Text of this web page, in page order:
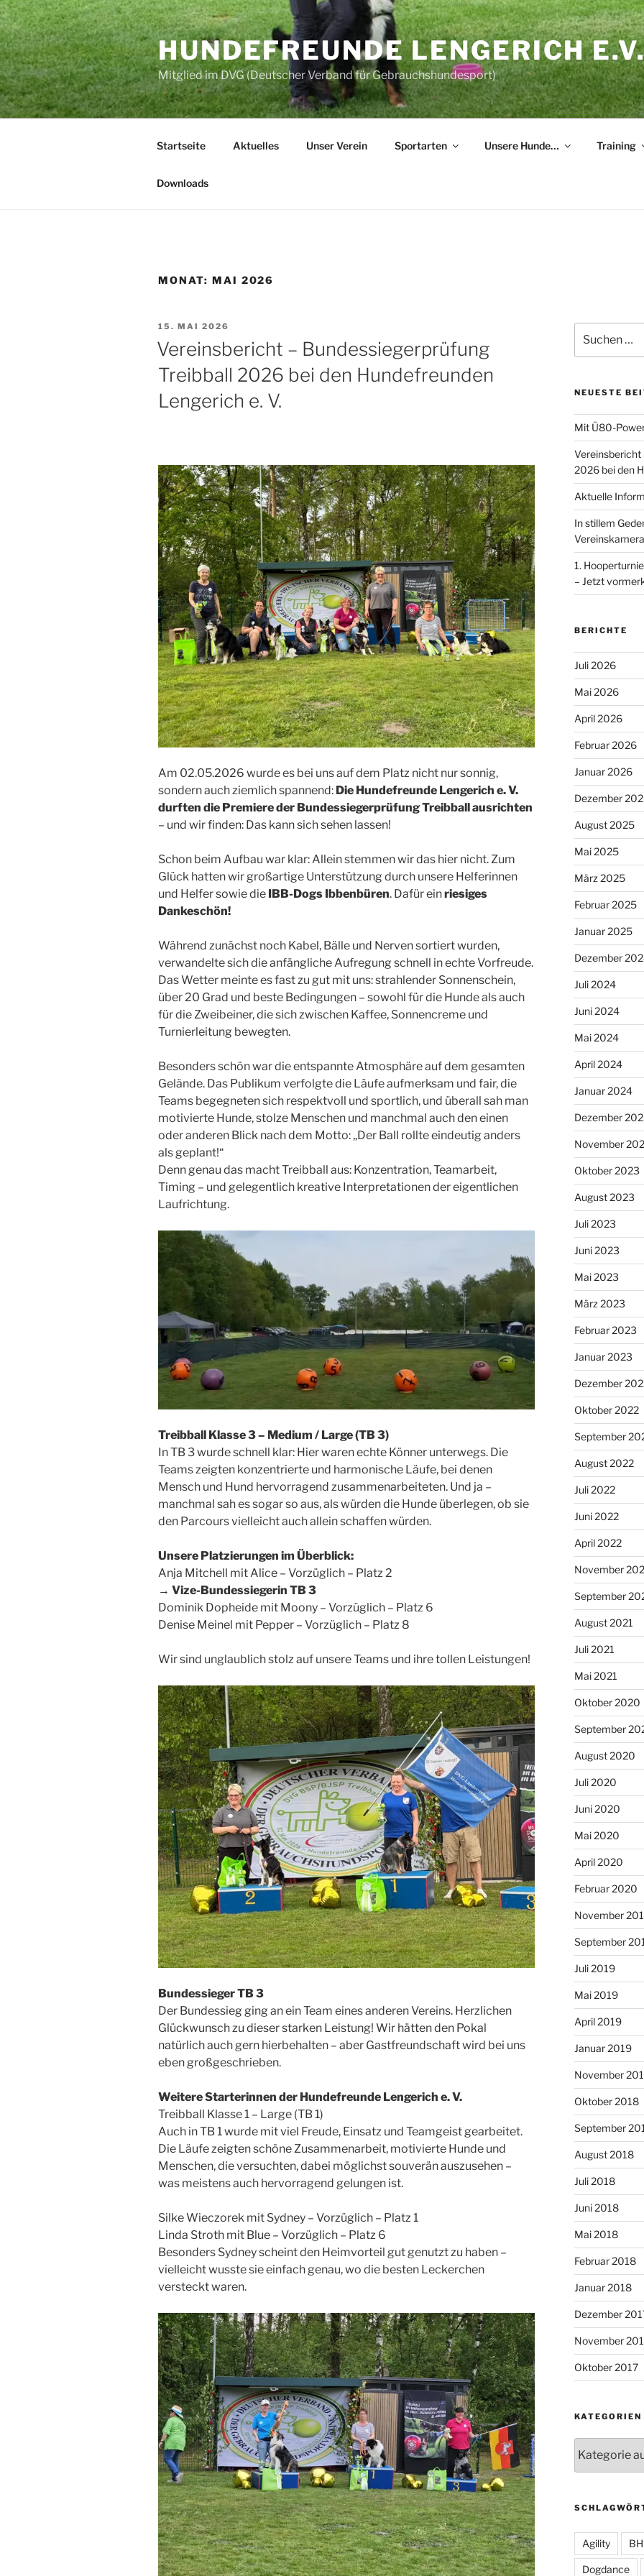
Zum
Inhalt
springen
HUNDEFREUNDE LENGERICH
Mitglied im DVG (Deutscher Verband für Gebrauchshundesport)
Startseite Aktuelles Unser Verein Sportarten Unsere Hunde… Training
Downloads
MONAT: MAI 2026
VERÖFFENTLICHT
AM
15. MAI 2026
Vereinsbericht – Bundessiegerprüfung
Treibball 2026 bei den Hundefreunden
Lengerich e. V.
Am 02.05.2026 wurde es bei uns auf dem Platz nicht nur sonnig,
sondern auch ziemlich spannend: Die Hundefreunde Lengerich e. V.
durften die Premiere der Bundessiegerprüfung Treibball ausrichten
– und wir finden: Das kann sich sehen lassen!
Schon beim Aufbau war klar: Allein stemmen wir das hier nicht. Zum
Glück hatten wir großartige Unterstützung durch unsere Helferinnen
und Helfer sowie die IBB-Dogs Ibbenbüren. Dafür einriesiges
Dankeschön!
Während zunächst noch Kabel, Bälle und Nerven sortiert wurden,
verwandelte sich die anfängliche Aufregung schnell in echte Vorfreude.
Das Wetter meinte es fast zu gut mit uns: strahlender Sonnenschein,
über 20 Grad und beste Bedingungen – sowohl für die Hunde als auch
für die Zweibeiner, die sich zwischen Kaffee, Sonnencreme und
Turnierleitung bewegten.
Besonders schön war die entspannte Atmosphäre auf dem gesamten
Gelände. Das Publikum verfolgte die Läufe aufmerksam und fair, die
Teams begegneten sich respektvoll und sportlich, und überall sah man
motivierte Hunde, stolze Menschen und manchmal auch den einen
oder anderen Blick nach dem Motto: „Der Ball rollte eindeutig anders
als geplant!“
Denn genau das macht Treibball aus: Konzentration, Teamarbeit,
Timing – und gelegentlich kreative Interpretationen der eigentlichen
Laufrichtung.
Treibball Klasse 3 – Medium / Large (TB 3)
In TB 3 wurde schnell klar: Hier waren echte Könner unterwegs. Die
Teams zeigten konzentrierte und harmonische Läufe, bei denen
Mensch und Hund hervorragend zusammenarbeiteten. Und ja –
manchmal sah es sogar so aus, als würden die Hunde überlegen, ob sie
den Parcours vielleicht auch allein schaffen würden.
Unsere Platzierungen im Überblick:
Anja Mitchell mit Alice – Vorzüglich – Platz 2
→ Vize-Bundessiegerin TB 3
Dominik Dopheide mit Moony – Vorzüglich – Platz 6
Denise Meinel mit Pepper – Vorzüglich – Platz 8
Wir sind unglaublich stolz auf unsere Teams und ihre tollen Leistungen!
Bundessieger TB 3
Der Bundessieg ging an ein Team eines anderen Vereins. Herzlichen
Glückwunsch zu dieser starken Leistung! Wir hätten den Pokal
natürlich auch gern hierbehalten – aber Gastfreundschaft wird bei uns
eben großgeschrieben.
Weitere Starterinnen der Hundefreunde Lengerich e. V.
Treibball Klasse 1 – Large (TB 1)
Auch in TB 1 wurde mit viel Freude, Einsatz und Teamgeist gearbeitet.
Die Läufe zeigten schöne Zusammenarbeit, motivierte Hunde und
Menschen, die versuchten, dabei möglichst souverän auszusehen –
was meistens auch hervorragend gelungen ist.
Silke Wieczorek mit Sydney – Vorzüglich – Platz 1
Linda Stroth mit Blue – Vorzüglich – Platz 6
Besonders Sydney scheint den Heimvorteil gut genutzt zu haben –
vielleicht wusste sie einfach genau, wo die besten Leckerchen
versteckt waren.
nach:
NEUESTE
Mit Ü80-
Vereinsbericht
2026 bei den
Aktuelle
In stillem
1.
– Jetzt
BERICHTE
Juli 2026
Mai 2026
April 2026
Februar 2026
Januar 2026
Dezember
August 2025
Mai 2025
März 2025
Februar 2025
Januar 2025
Dezember
Juli 2024
Juni 2024
Mai 2024
April 2024
Januar 2024
Dezember
November
Oktober 2023
August 2023
Juli 2023
Juni 2023
Mai 2023
März 2023
Februar 2023
Januar 2023
Dezember
Oktober 2022
September
August 2022
Juli 2022
Juni 2022
April 2022
November
September
August 2021
Juli 2021
Mai 2021
Oktober 2020
September
August 2020
Juli 2020
Juni 2020
Mai 2020
April 2020
Februar 2020
November
September
Juli 2019
Mai 2019
April 2019
Januar 2019
November
Oktober 2018
September
August 2018
Juli 2018
Juni 2018
Mai 2018
Februar 2018
Januar 2018
Dezember
November
Oktober 2017
KATEGORIEN
Agility BH
Dogdance